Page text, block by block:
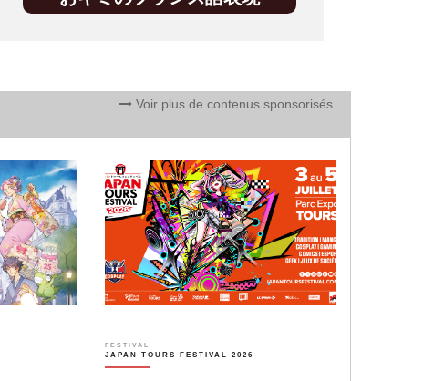
Voir plus de contenus sponsorisés
FESTIVAL
JAPAN TOURS FESTIVAL 2026